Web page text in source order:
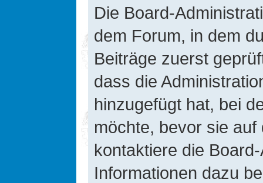
Die Board-
dem Forum, in dem
Beiträge zuerst
dass die
hinzugefügt hat, bei
möchte, bevor sie
kontaktiere die
Informationen dazu